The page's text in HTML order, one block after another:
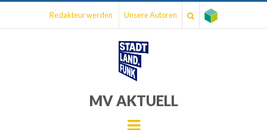
Redakteur werden Unsere Autoren
MV AKTUELL
Menu